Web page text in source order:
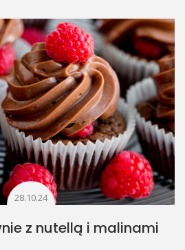
28.10.24
z nutellą i malinami